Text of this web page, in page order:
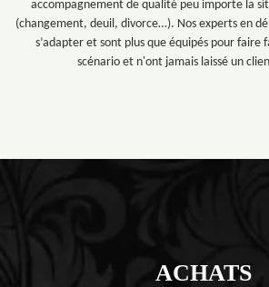
accompagnement de qualité peu importe la
(changement, deuil, divorce…). Nos experts en
s’adapter et sont plus que équipés pour faire
scénario et n'ont jamais laissé un
ACHATS